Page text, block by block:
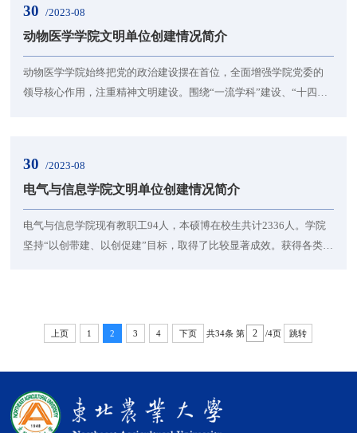
代中国特色社会主义思想作为首要政治任务。深入推进“不忘初心、
牢记使命”主题教育和党史学习教育，将教育成...
30 /2023-08
动物医学学院文明单位创建情况简介
动物医学学院始终把党的政治建设摆在首位，全面增强学院党委的
领导核心作用，注重精神文明建设。围绕“一流学科”建设、“十四
校级“精神文明”单位为契机，加强师德师风建设，加强兽医精神宣
传，打造学院党建工作品牌。充分发挥党支部的...
30 /2023-08
电气与信息学院文明单位创建情况简介
电气与信息学院现有教职工94人，本硕博在校生共计2336人。学院
坚持“以创带建、以创促建”目标，取得了比较显著成效。获得各类国
届全省高校网络教育作品推选展示活动优秀“微”作品一等奖1项。2.
加强领导班子建设，强化工作合力。加强...
上页 1 2 3 4 下页 共34条 第 /4页 跳转